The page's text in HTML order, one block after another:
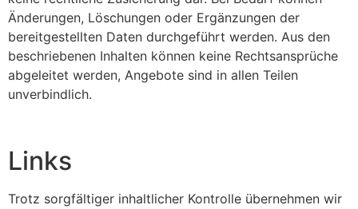
Änderungen, Löschungen oder Ergänzungen der
bereitgestellten Daten durchgeführt werden. Aus den
beschriebenen Inhalten können keine Rechtsansprüche
abgeleitet werden, Angebote sind in allen Teilen
unverbindlich.
Links
Trotz sorgfältiger inhaltlicher Kontrolle übernehmen wir